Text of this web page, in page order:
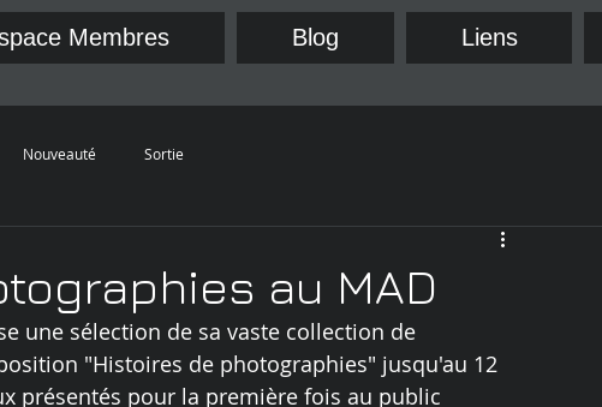
Membres Blog Liens
Nouveauté Sortie
au MAD
une sélection de sa vaste collection de
"Histoires de photographies" jusqu'au 12
présentés pour la première fois au public